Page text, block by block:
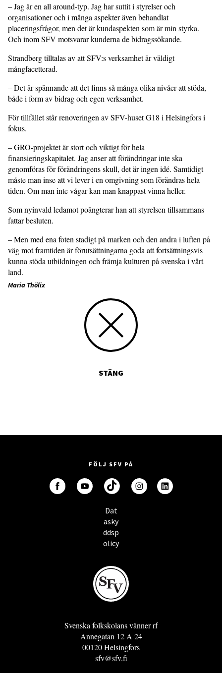
– Jag är en all around-typ. Jag har suttit i styrelser och
organisationer och i många aspekter även behandlat
placeringsfrågor, men det är kundaspekten som är min styrka.
Och inom SFV motsvarar kunderna de bidragssökande.
Strandberg tilltalas av att SFV:s verksamhet är väldigt
mångfacetterad.
– Det är spännande att det finns så många olika nivåer att stöda,
både i form av bidrag och egen verksamhet.
För tillfället står renoveringen av SFV-huset G18 i Helsingfors i
fokus.
– GRO-projektet är stort och viktigt för hela
finansieringskapitalet. Jag anser att förändringar inte ska
genomföras för förändringens skull, det är ingen idé. Samtidigt
måste man inse att vi lever i en omgivning som förändras hela
tiden. Om man inte vågar kan man knappast vinna heller.
Som nyinvald ledamot poängterar han att styrelsen tillsammans
fattar besluten.
– Men med ena foten stadigt på marken och den andra i luften på
väg mot framtiden är förutsättningarna goda att fortsättningsvis
kunna stöda utbildningen och främja kulturen på svenska i vårt
land.
Maria Thölix
STÄNG
FÖLJ SFV PÅ
Dat
asky
ddsp
olicy
Svenska folkskolans vänner rf
Annegatan 12 A 24
00120 Helsingfors
sfv@sfv.fi